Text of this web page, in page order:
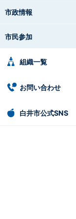
市政情報
市民参加
組織一覧
お問い合わせ
白井市公式SNS